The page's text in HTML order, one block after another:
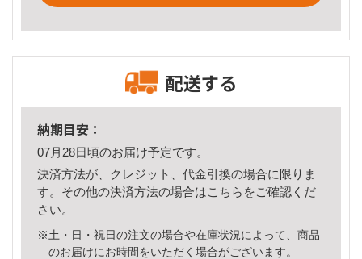
配送する
納期目安：
07月28日頃のお届け予定です。
決済方法が、クレジット、代金引換の場合に限りま
す。その他の決済方法の場合はこちら をご確認くだ
さい。
※土・日・祝日の注文の場合や在庫状況によって、商品
のお届けにお時間をいただく場合がございます。